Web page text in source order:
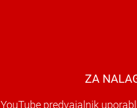
ZA
YouTube predvajalnik